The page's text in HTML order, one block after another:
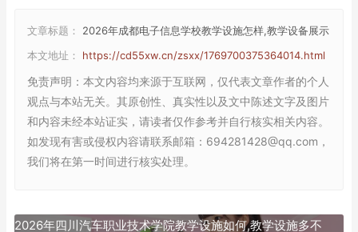
文章标题： 2026年成都电子信息学校教学设施怎样,教学设备展示
本文地址： https://cd55xw.cn/zsxx/1769700375364014.html
免责声明 ：本文内容均来源于互联网，仅代表文章作者的个人
观点与本站无关。其原创性、真实性以及文中陈述文字及图片
和内容未经本站证实，请读者仅作参考并自行核实相关内容。
如发现有害或侵权内容请联系邮箱：694281428@qq.com，
我们将在第一时间进行核实处理。
2026年四川汽车职业技术学院教学设施如何,教学设施多不